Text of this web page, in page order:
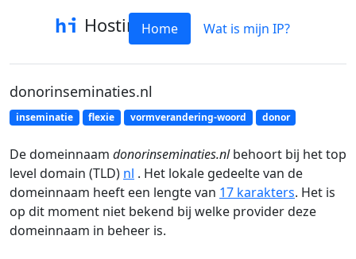
HostinfoHome Wat is mijn IP?
donorinseminaties.nl
inseminatie flexie vormverandering-woord donor
De domeinnaam donorinseminaties.nlbehoort bij het top
level domain (TLD) nl . Het lokale gedeelte van de
domeinnaam heeft een lengte van 17 karakters. Het is
op dit moment niet bekend bij welke provider deze
domeinnaam in beheer is.